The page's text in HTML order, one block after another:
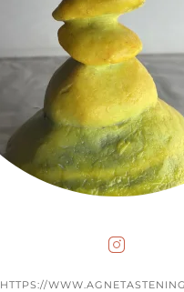
HTTPS://